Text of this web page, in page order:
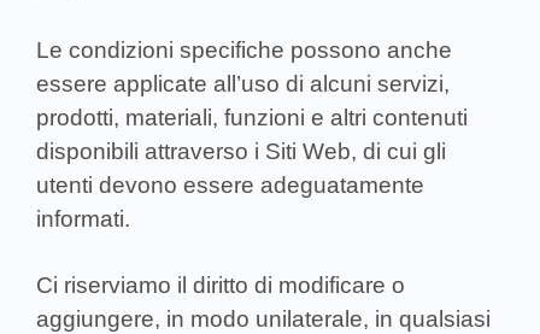
Le condizioni specifiche possono anche
essere applicate all’uso di alcuni servizi,
prodotti, materiali, funzioni e altri contenuti
disponibili attraverso i Siti Web, di cui gli
utenti devono essere adeguatamente
informati.
Ci riserviamo il diritto di modificare o
aggiungere, in modo unilaterale, in qualsiasi